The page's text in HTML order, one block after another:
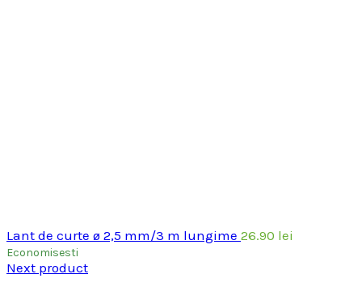
Lant de curte ø 2,5 mm/3 m lungime 26.90 lei
Economisesti
Next product